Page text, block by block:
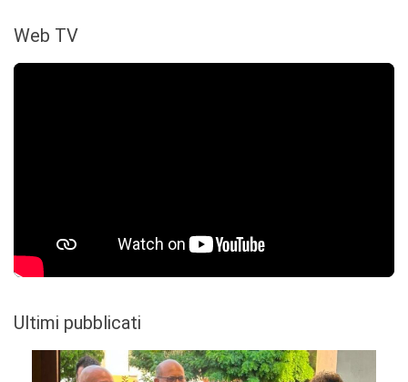
Web TV
Ultimi pubblicati